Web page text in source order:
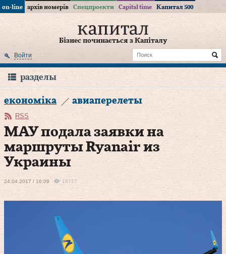
on-line архів номерів Спецпроекти Capital time Капитал 500
Бізнес починається з Капіталу
Войти
разделы
економіка авиаперелеты
RSS
МАУ подала заявки на
маршруты Ryanair из
Украины
24.04.2017 / 16:09 18727